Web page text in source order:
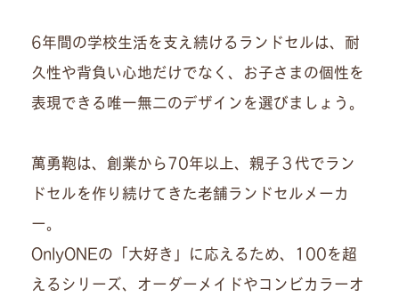
6年間の学校生活を支え続けるランドセルは、耐
久性や背負い心地だけでなく、お子さまの個性を
表現できる唯一無二のデザインを選びましょう。
萬勇鞄は、創業から70年以上、親子３代でラン
ドセルを作り続けてきた老舗ランドセルメーカ
ー。
OnlyONEの「大好き」に応えるため、100を超
えるシリーズ、オーダーメイドやコンビカラーオ